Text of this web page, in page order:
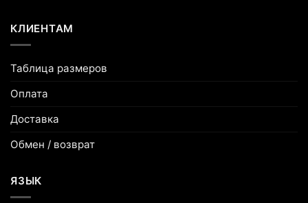
КЛИЕНТАМ
Таблица размеров
Оплата
Доставка
Обмен / возврат
ЯЗЫК